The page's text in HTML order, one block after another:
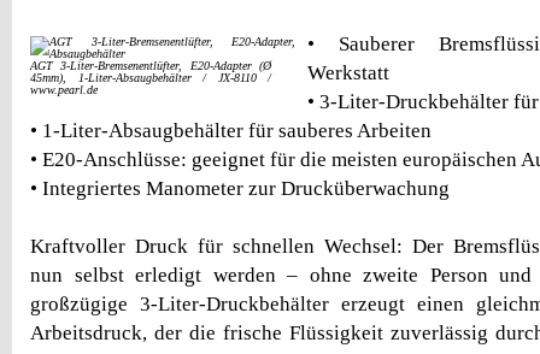
AGT 3-Liter-Bremsenentlüfter, E20-Adapter (Ø
45mm), 1-Liter-Absaugbehälter / JX-8110 /
www.pearl.de
• Sauberer
Werkstatt
• 3-Liter-Druckbehälter
• 1-Liter-Absaugbehälter für sauberes Arbeiten
• E20-Anschlüsse: geeignet für die meisten europäischen
• Integriertes Manometer zur Drucküberwachung
Kraftvoller Druck für schnellen Wechsel: Der
nun selbst erledigt werden – ohne zweite Person und
großzügige 3-Liter-Druckbehälter erzeugt einen
Arbeitsdruck, der die frische Flüssigkeit zuverlässig